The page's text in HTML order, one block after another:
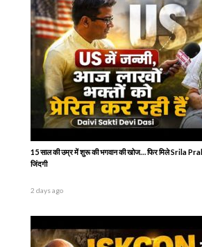
15 साल की उम्र में शुरू की भगवान की खोज… फिर मिले Srila
जिंदगी
2 days ago